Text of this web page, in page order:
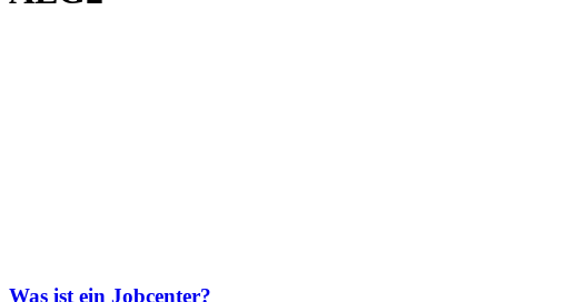
Was ist ein Jobcenter?